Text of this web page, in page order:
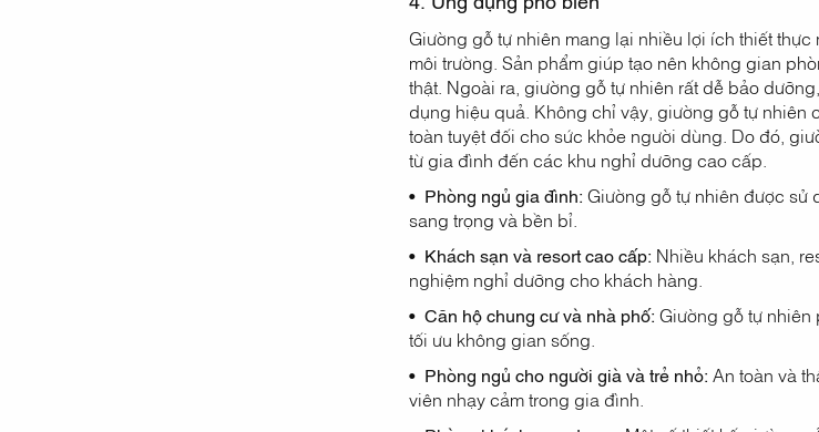
Giường gỗ tự nhiên mang lại nhiều lợi ích thiết
môi trường. Sản phẩm giúp tạo nên không gian
thật. Ngoài ra, giường gỗ tự nhiên rất dễ bảo
dụng hiệu quả. Không chỉ vậy, giường gỗ tự
toàn tuyệt đối cho sức khỏe người dùng. Do đó,
từ gia đình đến các khu nghỉ dưỡng cao cấp.
• Phòng ngủ gia đình: Giường gỗ tự nhiên được sử
sang trọng và bền bỉ.
• Khách sạn và resort cao cấp: Nhiều khách sạn,
nghiệm nghỉ dưỡng cho khách hàng.
• Căn hộ chung cư và nhà phố: Giường gỗ tự
tối ưu không gian sống.
• Phòng ngủ cho người già và trẻ nhỏ: An toàn và
viên nhạy cảm trong gia đình.